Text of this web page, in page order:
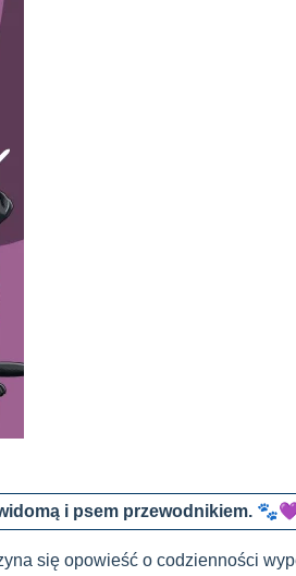
i psem przewodnikiem.
się opowieść o codzienności